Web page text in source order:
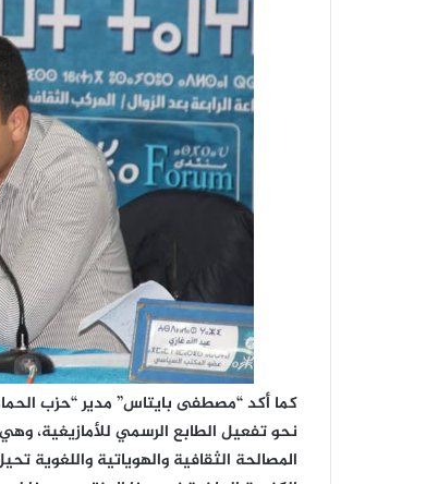
كما أكد “مصطفى بايتاس” مدير “حزب
نحو تفعيل الطابع الرسمي للأمازيغية،
المصالحة الثقافية والهوياتية واللغوية